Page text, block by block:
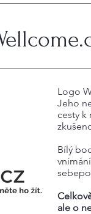
Logo
Jeho
cesty k
Bílý
ale o